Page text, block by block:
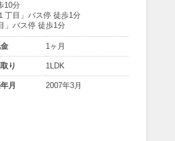
10分
丁目」バス停 徒歩1分
」バス停 徒歩1分
1ヶ月
り 1LDK
月 2007年3月